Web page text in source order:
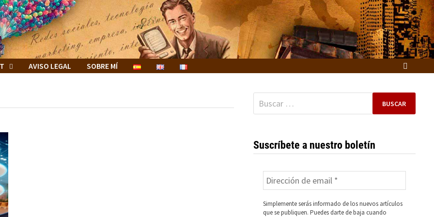
AVISO LEGAL SOBRE MÍ
Buscar:
Suscríbete a nuestro boletín
Simplemente serás informado de los nuevos artículos
que se publiquen. Puedes darte de baja cuando